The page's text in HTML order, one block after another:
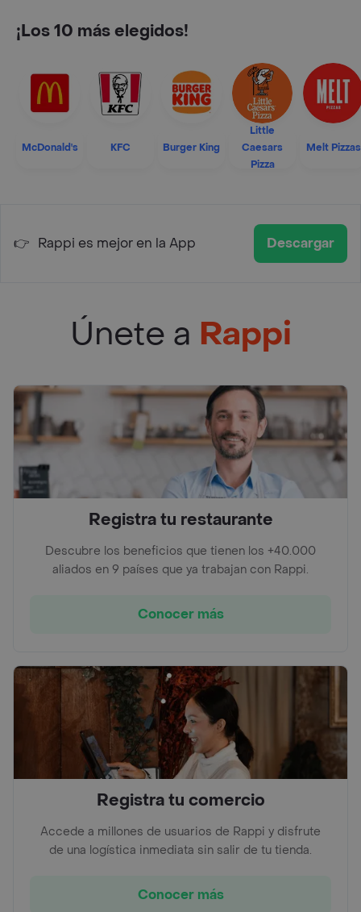
¡Los 10 más elegidos!
McDonald's KFC Burger King
Little
Caesars
Pizza
Melt Pizzas
👉 Rappi es mejor en la App Descargar
Únete a Rappi
Registra tu restaurante
Descubre los beneficios que tienen los +40.000
aliados en 9 países que ya trabajan con Rappi.
Conocer más
Registra tu comercio
Accede a millones de usuarios de Rappi y disfrute
de una logística inmediata sin salir de tu tienda.
Conocer más